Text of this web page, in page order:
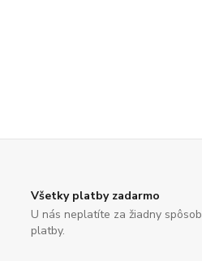
Všetky platby zadarmo
U nás neplatíte za žiadny spôsob
platby.